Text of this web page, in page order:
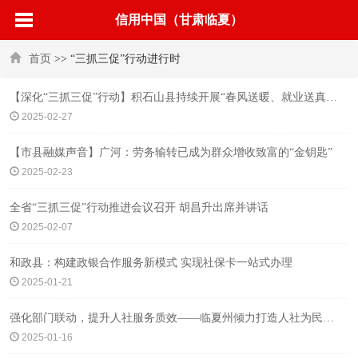
信用中国（甘肃临夏）
首页 >> “三抓三促”行动进行时
【深化“三抓三促”行动】积石山县持续开展“春风送暖、就业送真情”春季用工岗位推介活动
2025-02-27
【市县融媒声音】广河：劳务输转已成为群众增收致富的“金钥匙”
2025-02-23
全省“三抓三促”行动推进会议召开 胡昌升出席并讲话
2025-02-07
和政县：构建政银合作服务新模式 实现社保卡一站式办理
2025-01-21
强化部门联动，提升人社服务质效——临夏州倾力打造人社为民服务“直通车”不断增强群众幸福感获得感安全感
2025-01-16